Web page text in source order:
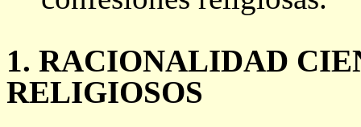
1. RACIONALIDAD
RELIGIOSOS